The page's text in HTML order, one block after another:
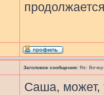
Заголовок сообщения: Re:
Саша, может,